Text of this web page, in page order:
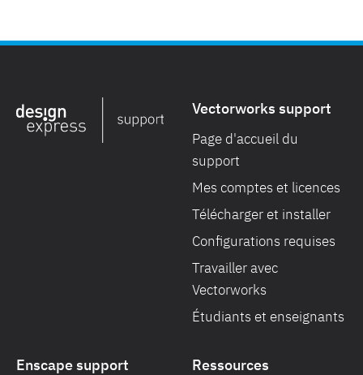
Vectorworks support
Page d'accueil du
support
Mes comptes et licences
Télécharger et installer
Configurations requises
Travailler avec
Vectorworks
Étudiants et enseignants
Enscape support Ressources